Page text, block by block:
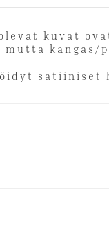
kuvat
mutta kangas/